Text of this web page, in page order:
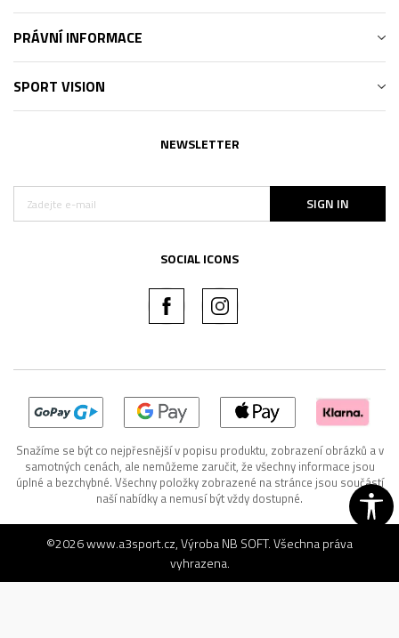
PRÁVNÍ INFORMACE
SPORT VISION
NEWSLETTER
SIGN IN
SOCIAL ICONS
Snažíme se být co nejpřesnější v popisu produktu, zobrazení obrázků a v
samotných cenách, ale nemůžeme zaručit, že všechny informace jsou
úplné a bezchybné. Všechny položky zobrazené na stránce jsou součástí
naší nabídky a nemusí být vždy dostupné.
©2026www.a3sport.cz, VýrobaNB SOFT. Všechna práva
vyhrazena.